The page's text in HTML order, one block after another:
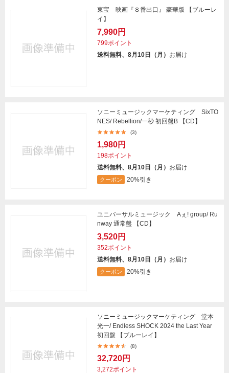
東宝 映画『８番出口』 豪華版 【ブルーレ
イ】
7,990円
799ポイント
送料無料、8月10日（月） お届け
ソニーミュージックマーケティング SixTO
NES/ Rebellion/一秒 初回盤B 【CD】
(3)
1,980円
198ポイント
送料無料、8月10日（月） お届け
クーポン 20%引き
ユニバーサルミュージック Aぇ! group/ Ru
nway 通常盤 【CD】
3,520円
352ポイント
送料無料、8月10日（月） お届け
クーポン 20%引き
ソニーミュージックマーケティング 堂本
光一/ Endless SHOCK 2024 the Last Year
初回盤 【ブルーレイ】
(8)
32,720円
3,272ポイント